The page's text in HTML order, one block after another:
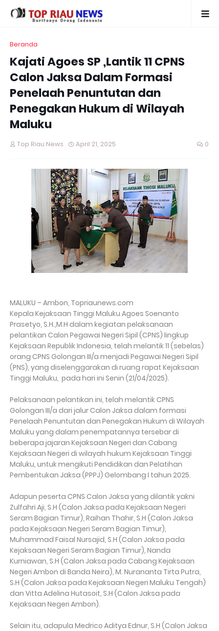
Beranda
Kajati Agoes SP ,Lantik 11 CPNS
Calon Jaksa Dalam Formasi
Penelaah Penuntutan dan
Penegakan Hukum di Wilayah
Maluku
Top Riau News April 21, 2025 0
MALUKU – Ambon, Topriaunews.com
Kepala Kejaksaan Tinggi Maluku Agoes Soenanto
Prasetyo, S.H.,M.H dalam kegiatan pelaksanaan
pelantikan Calon Pegawai Negeri Sipil (CPNS) lingkup
Kejaksaan Republik Indonesia, telah melantik 11 (sebelas)
orang CPNS Golongan III/a menjadi Pegawai Negeri Sipil
(PNS), yang diselenggarakan di ruang rapat Kejaksaan
Tinggi Maluku, pada hari ini Senin (21/04/2025).
Pelaksanaan pelantikan ini, telah melantik CPNS
Golongan III/a dari jalur Calon Jaksa dalam formasi
Penelaah Penuntutan dan Penegakan Hukum di Wilayah
Maluku yang dalam penempatannya tersebar di
beberapa jajaran Kejaksaan Negeri dan Cabang
Kejaksaan Negeri di wilayah hukum Kejaksaan Tinggi
Maluku, untuk mengikuti Pendidikan dan Pelatihan
Pembentukan Jaksa (PPPJ) Gelombang I tahun 2025.
Adapun peserta CPNS Calon Jaksa yang dilantik yakni
Zulfahri Aji, S.H (Calon Jaksa pada Kejaksaan Negeri
Seram Bagian Timur), Raihan Thahir, S.H (Calon Jaksa
pada Kejaksaan Negeri Seram Bagian Timur),
Muhammad Faisal Nursajid, S.H (Calon Jaksa pada
Kejaksaan Negeri Seram Bagian Timur), Nanda
Kurniawan, S.H (Calon Jaksa pada Cabang Kejaksaan
Negeri Ambon di Banda Neira), M. Nurananta Tirta Putra,
S.H (Calon Jaksa pada Kejaksaan Negeri Maluku Tengah)
dan Vitta Adelina Hutasoit, S.H (Calon Jaksa pada
Kejaksaan Negeri Ambon).
Selain itu, adapula Medrico Aditya Ednur, S.H (Calon Jaksa